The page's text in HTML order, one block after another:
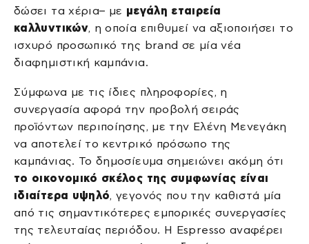
δώσει τα χέρια– με μεγάλη εταιρεία
καλλυντικών, η οποία επιθυμεί να αξιοποιήσει το
ισχυρό προσωπικό της brand σε μία νέα
διαφημιστική καμπάνια.
Σύμφωνα με τις ίδιες πληροφορίες, η
συνεργασία αφορά την προβολή σειράς
προϊόντων περιποίησης, με την Ελένη Μενεγάκη
να αποτελεί το κεντρικό πρόσωπο της
καμπάνιας. Το δημοσίευμα σημειώνει ακόμη ότι
το οικονομικό σκέλος της συμφωνίας είναι
ιδιαίτερα υψηλό, γεγονός που την καθιστά μία
από τις σημαντικότερες εμπορικές συνεργασίες
της τελευταίας περιόδου. Η Espresso αναφέρει